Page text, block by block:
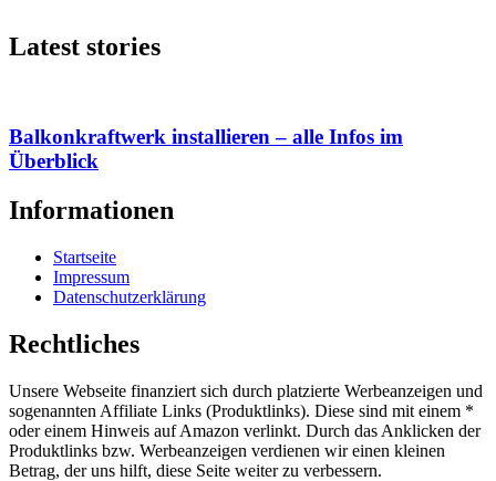
Latest stories
Balkonkraftwerk installieren – alle Infos im
Überblick
Informationen
Startseite
Impressum
Datenschutzerklärung
Rechtliches
Unsere Webseite finanziert sich durch platzierte Werbeanzeigen und
sogenannten Affiliate Links (Produktlinks). Diese sind mit einem *
oder einem Hinweis auf Amazon verlinkt. Durch das Anklicken der
Produktlinks bzw. Werbeanzeigen verdienen wir einen kleinen
Betrag, der uns hilft, diese Seite weiter zu verbessern.